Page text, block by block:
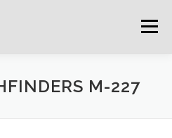
Menu
PETITES ANNONCESM-227